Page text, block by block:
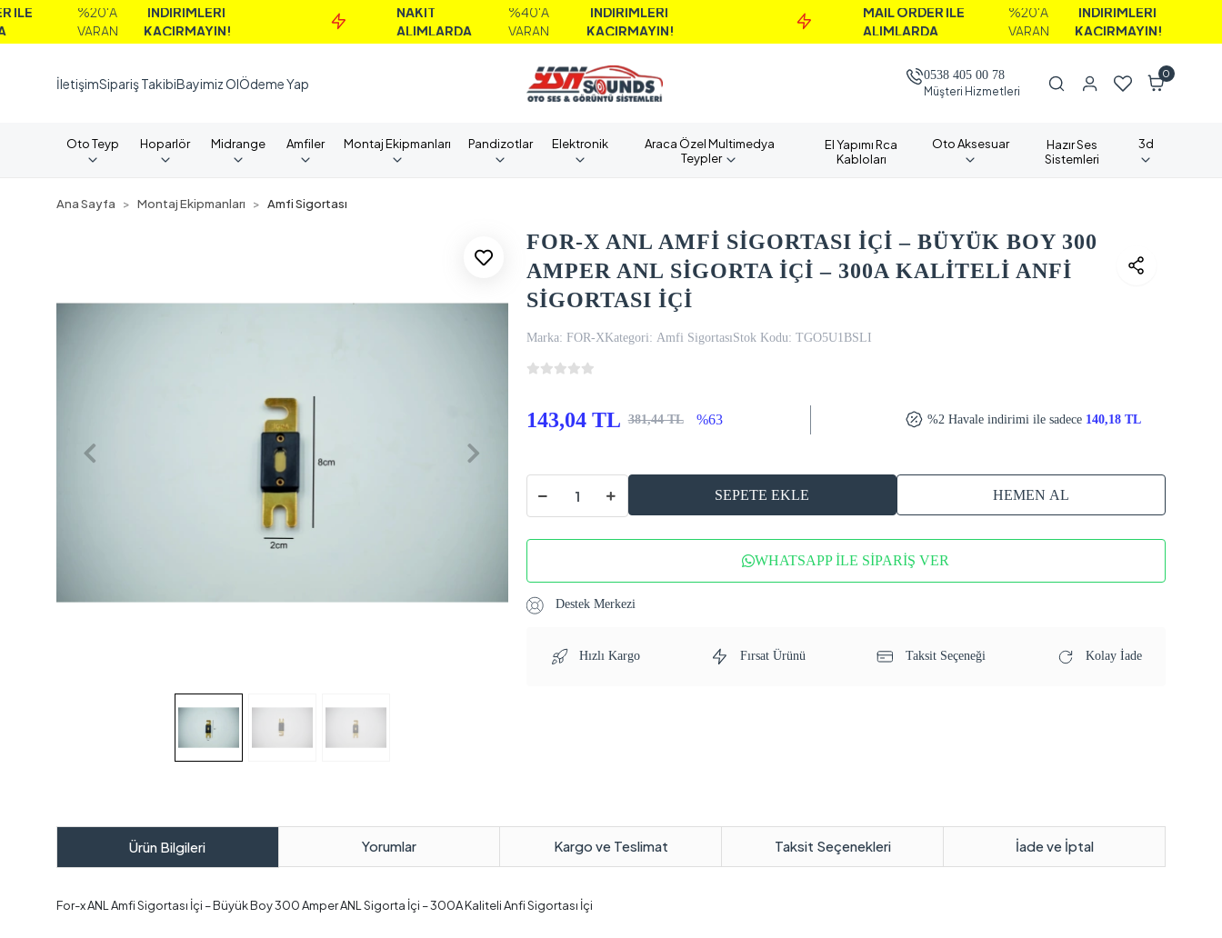
%20'A
İNDİRİMLERİ
KAÇIRMAYIN!
NAKİT
ALIMLARDA
VARAN
İNDİRİMLERİ
KAÇIRMAYIN!
MAİL ORDER İLE
ALIMLARDA
%20'A
İNDİRİMLERİ
KAÇIRMAYIN!
İletişimSipariş TakibiBayimiz OlÖdeme Yap
0538 405 00 78
Müşteri Hizmetleri
0
Oto Teyp Hoparlör Midrange Amfiler Montaj Ekipmanları Pandizotlar Elektronik
Araca Özel Multimedya
Teypler
El Yapımı Rca
Kabloları
Oto Aksesuar
Hazır Ses
Sistemleri
3d
Ana Sayfa Montaj Ekipmanları Amfi Sigortası
FOR-X ANL AMFİ SİGORTASI İÇİ – BÜYÜK BOY 300
AMPER ANL SİGORTA İÇİ – 300A KALİTELİ ANFİ
SİGORTASI İÇİ
Marka: FOR-XKategori: Amfi SigortasıStok Kodu: TGO5U1BSLI
143,04 TL 381,44 TL %63 %2 Havale indirimi ile sadece 140,18 TL
SEPETE EKLE HEMEN AL
WHATSAPP İLE SİPARİŞ VER
Destek Merkezi
Hızlı Kargo Fırsat Ürünü Taksit Seçeneği Kolay İade
Ürün Bilgileri Yorumlar Kargo ve Teslimat Taksit Seçenekleri İade ve İptal
For-x ANL Amfi Sigortası İçi – Büyük Boy 300 Amper ANL Sigorta İçi – 300A Kaliteli Anfi Sigortası İçi